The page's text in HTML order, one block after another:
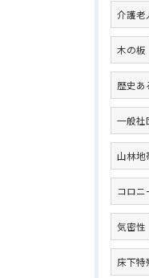
介護老
木の板
歴史あ
一般社
山林地
コロニ
気密性
床下特